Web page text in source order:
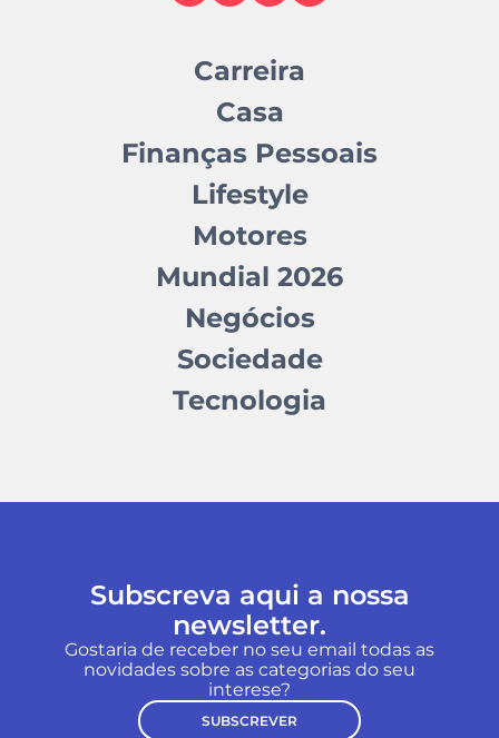
Carreira
Casa
Finanças Pessoais
Lifestyle
Motores
Mundial 2026
Negócios
Sociedade
Tecnologia
Subscreva aqui a nossa
newsletter.
Gostaria de receber no seu email todas as
novidades sobre as categorias do seu
interese?
SUBSCREVER